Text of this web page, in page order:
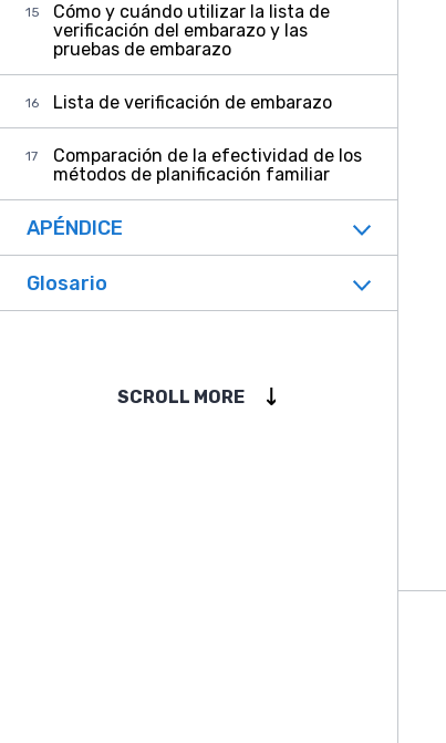
Cómo y cuándo utilizar la lista de
verificación del embarazo y las
pruebas de embarazo
Lista de verificación de embarazo
Comparación de la efectividad de los
métodos de planificación familiar
APÉNDICE
Glosario
SCROLL MORE